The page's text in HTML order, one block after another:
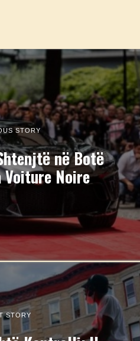
STORY
në Botë
Noire
STORY